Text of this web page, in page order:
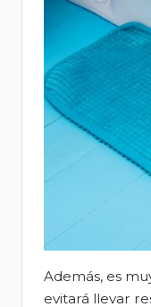
Además, es
evitará llevar